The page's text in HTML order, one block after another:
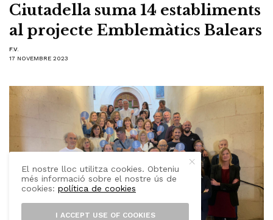
Ciutadella suma 14 establiments
al projecte Emblemàtics Balears
F.V.
17 NOVEMBRE 2023
El nostre lloc utilitza cookies. Obteniu
més informació sobre el nostre ús de
cookies:política de cookies
I ACCEPT USE OF COOKIES